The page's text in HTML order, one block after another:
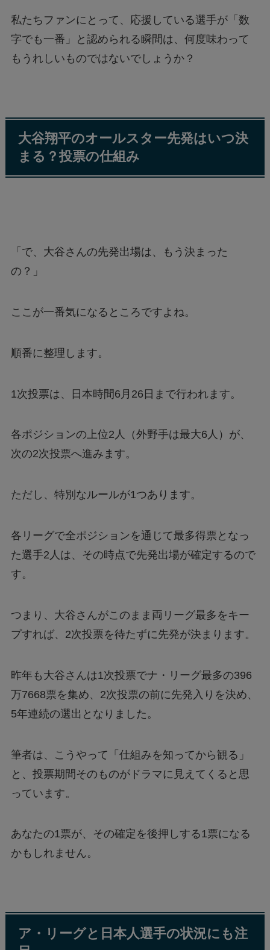
私たちファンにとって、応援している選手が「数
字でも一番」と認められる瞬間は、何度味わって
もうれしいものではないでしょうか？
大谷翔平のオールスター先発はいつ決
まる？投票の仕組み
「で、大谷さんの先発出場は、もう決まった
の？」
ここが一番気になるところですよね。
順番に整理します。
1次投票は、日本時間6月26日まで行われます。
各ポジションの上位2人（外野手は最大6人）が、
次の2次投票へ進みます。
ただし、特別なルールが1つあります。
各リーグで全ポジションを通じて最多得票となっ
た選手2人は、その時点で先発出場が確定するので
す。
つまり、大谷さんがこのまま両リーグ最多をキー
プすれば、2次投票を待たずに先発が決まります。
昨年も大谷さんは1次投票でナ・リーグ最多の396
万7668票を集め、2次投票の前に先発入りを決め、
5年連続の選出となりました。
筆者は、こうやって「仕組みを知ってから観る」
と、投票期間そのものがドラマに見えてくると思
っています。
あなたの1票が、その確定を後押しする1票になる
かもしれません。
ア・リーグと日本人選手の状況にも注